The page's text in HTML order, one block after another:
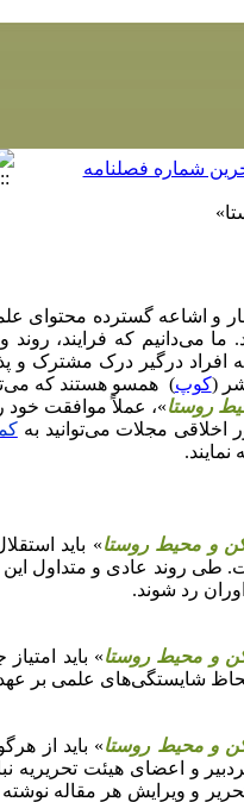
و اشاعه گسترده محتوای
می‌دانیم که فرایند،
افراد درگیر درک
(کوپ) همسو هستند که
روستا»، عملاً موافقت خود
اخلاقی مجلات می‌‌توانید به
و محیط روستا» باید
طی روند عادی و متداول
رد شوند.
و محیط روستا» باید
شایستگی‌های علمی بر
و محیط روستا» باید از
و اعضای هیئت تحریریه
و ویرایش هر مقاله